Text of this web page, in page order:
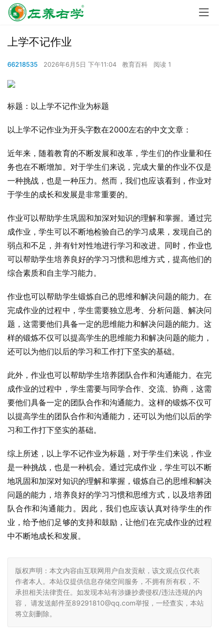
上学不记作业
66218535 2026年6月5日 下午11:04 教育百科 阅读 1
标题：以上学不记作业为标题
以上学不记作业为开头字数在2000左右的中文文章：
近年来，随着教育的不断发展和改革，学生们的作业量和任
务也在不断增加。对于学生们来说，完成大量的作业不仅是
一种挑战，也是一种压力。然而，我们也应该看到，作业对
于学生的成长和发展是非常重要的。
作业可以帮助学生巩固和加深对知识的理解和掌握。通过完
成作业，学生可以不断地检验自己的学习成果，发现自己的
弱点和不足，并有针对性地进行学习和改进。同时，作业也
可以帮助学生培养良好的学习习惯和思维方式，提高他们的
综合素质和自主学习能力。
作业也可以帮助学生锻炼自己的思维和解决问题的能力。在
完成作业的过程中，学生需要独立思考、分析问题、解决问
题，这需要他们具备一定的思维能力和解决问题的能力。这
样的锻炼不仅可以提高学生的思维能力和解决问题的能力，
还可以为他们以后的学习和工作打下坚实的基础。
此外，作业也可以帮助学生培养团队合作和沟通能力。在完
成作业的过程中，学生需要与同学合作、交流、协商，这需
要他们具备一定的团队合作和沟通能力。这样的锻炼不仅可
以提高学生的团队合作和沟通能力，还可以为他们以后的学
习和工作打下坚实的基础。
综上所述，以上学不记作业为标题，对于学生们来说，作业
是一种挑战，也是一种机会。通过完成作业，学生可以不断
地巩固和加深对知识的理解和掌握，锻炼自己的思维和解决
问题的能力，培养良好的学习习惯和思维方式，以及培养团
队合作和沟通能力。因此，我们也应该认真对待学生的作
业，给予他们足够的支持和鼓励，让他们在完成作业的过程
中不断地成长和发展。
版权声明：本文内容由互联网用户自发贡献，该文观点仅代表
作者本人。本站仅提供信息存储空间服务，不拥有所有权，不
承担相关法律责任。如发现本站有涉嫌抄袭侵权/违法违规的内
容， 请发送邮件至89291810@qq.com举报，一经查实，本站
将立刻删除。